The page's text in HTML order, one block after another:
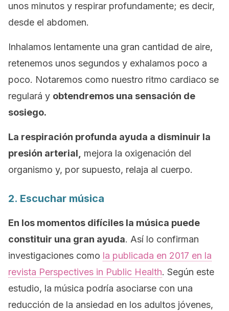
unos minutos y respirar profundamente; es decir,
desde el abdomen.
Inhalamos lentamente una gran cantidad de aire,
retenemos unos segundos y exhalamos poco a
poco. Notaremos como nuestro ritmo cardiaco se
regulará y obtendremos una sensación de
sosiego.
La respiración profunda ayuda a disminuir la
presión arterial,
mejora la oxigenación del
organismo y, por supuesto, relaja al cuerpo.
2. Escuchar música
En los momentos difíciles la música puede
constituir una gran ayuda. Así lo confirman
investigaciones como la publicada en 2017 en la
revista Perspectives in Public Health. Según este
estudio, la música podría asociarse con una
reducción de la ansiedad en los adultos jóvenes,